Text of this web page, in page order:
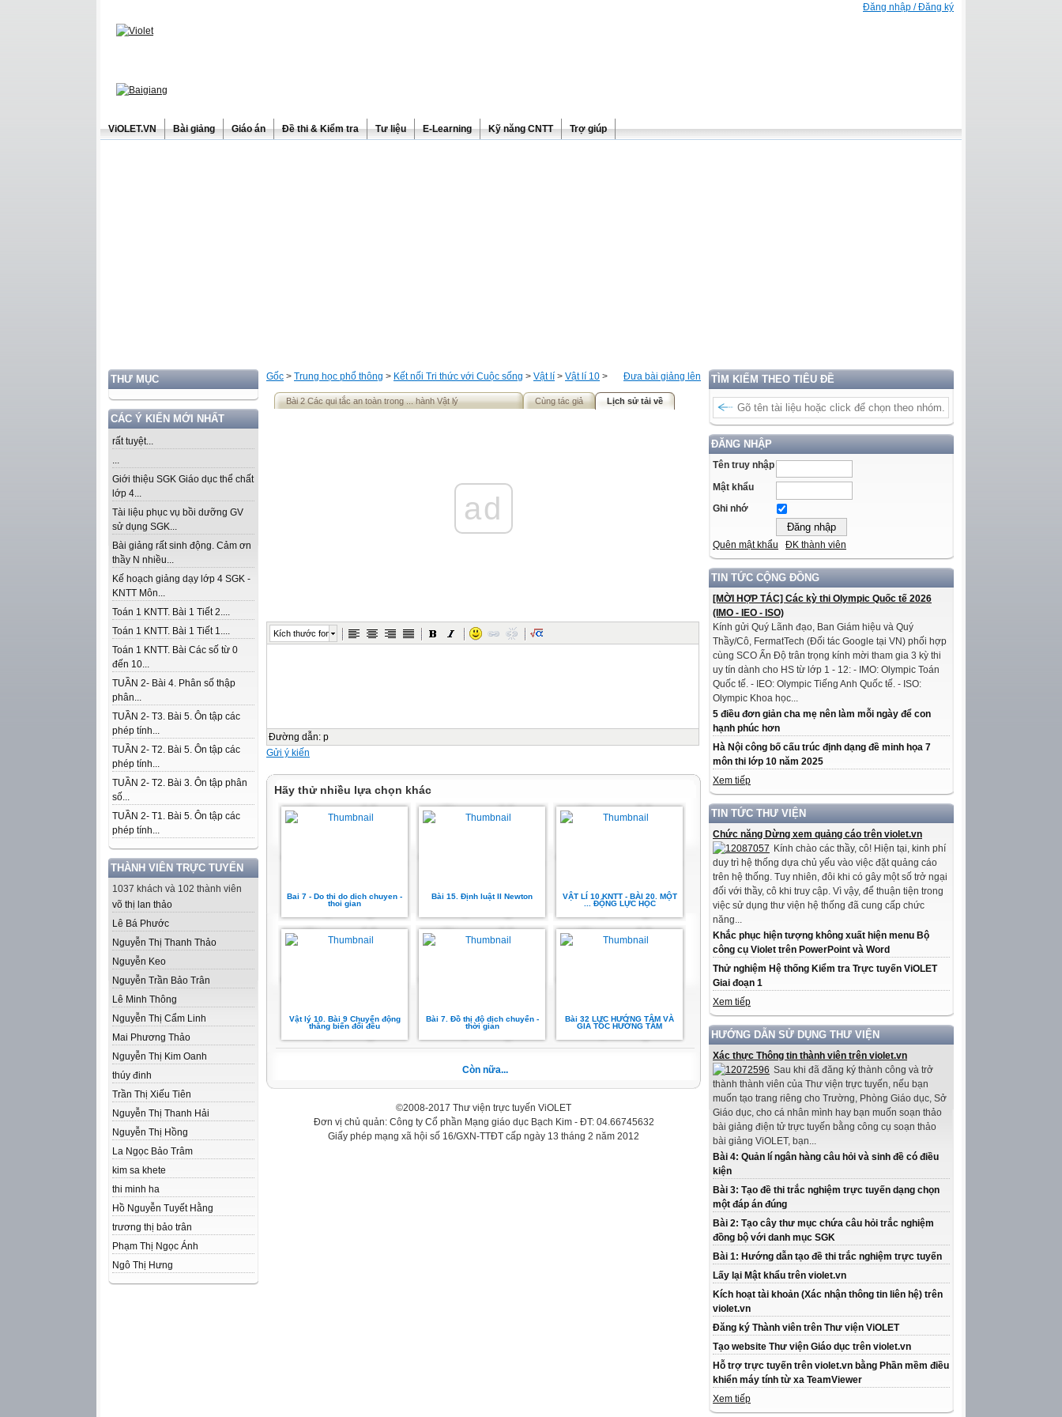
Đăng nhập / Đăng ký
ViOLET.VN Bài giảng Giáo án Đề thi & Kiểm tra Tư liệu E-Learning Kỹ năng CNTT Trợ giúp
THƯ MỤC
CÁC Ý KIẾN MỚI NHẤT
rất tuyệt...
...
Giới thiệu SGK Giáo dục thể chất
lớp 4...
Tài liệu phục vụ bồi dưỡng GV
sử dụng SGK...
Bài giảng rất sinh động. Cảm ơn
thầy N nhiều...
Kế hoạch giảng dạy lớp 4 SGK -
KNTT Môn...
Toán 1 KNTT. Bài 1 Tiết 2....
Toán 1 KNTT. Bài 1 Tiết 1....
Toán 1 KNTT. Bài Các số từ 0
đến 10...
TUẦN 2- Bài 4. Phân số thập
phân...
TUẦN 2- T3. Bài 5. Ôn tập các
phép tính...
TUẦN 2- T2. Bài 5. Ôn tập các
phép tính...
TUẦN 2- T2. Bài 3. Ôn tập phân
số...
TUẦN 2- T1. Bài 5. Ôn tập các
phép tính...
THÀNH VIÊN TRỰC TUYẾN
1037 khách và 102 thành viên
võ thị lan thảo
Lê Bá Phước
Nguyễn Thị Thanh Thảo
Nguyễn Keo
Nguyễn Trần Bảo Trân
Lê Minh Thông
Nguyễn Thị Cẩm Linh
Mai Phương Thảo
Nguyễn Thị Kim Oanh
thúy đinh
Trần Thị Xiếu Tiên
Nguyễn Thị Thanh Hải
Nguyễn Thị Hồng
La Ngọc Bảo Trâm
kim sa khete
thi minh ha
Hồ Nguyễn Tuyết Hằng
trương thị bảo trân
Phạm Thị Ngọc Ánh
Ngô Thị Hưng
TÌM KIẾM THEO TIÊU ĐỀ
ĐĂNG NHẬP
Tên truy nhập
Mật khẩu
Ghi nhớ
Quên mật khẩu ĐK thành viên
TIN TỨC CỘNG ĐỒNG
[MỜI HỢP TÁC] Các kỳ thi Olympic Quốc tế 2026
(IMO - IEO - ISO)
Kính gửi Quý Lãnh đạo, Ban Giám hiệu và Quý
Thầy/Cô, FermatTech (Đối tác Google tại VN) phối hợp
cùng SCO Ấn Độ trân trọng kính mời tham gia 3 kỳ thi
uy tín dành cho HS từ lớp 1 - 12: - IMO: Olympic Toán
Quốc tế. - IEO: Olympic Tiếng Anh Quốc tế. - ISO:
Olympic Khoa học...
5 điều đơn giản cha mẹ nên làm mỗi ngày để con
hạnh phúc hơn
Hà Nội công bố cấu trúc định dạng đề minh họa 7
môn thi lớp 10 năm 2025
Xem tiếp
TIN TỨC THƯ VIỆN
Chức năng Dừng xem quảng cáo trên violet.vn
Kính chào các thầy, cô! Hiện tại, kinh phí
duy trì hệ thống dựa chủ yếu vào việc đặt quảng cáo
trên hệ thống. Tuy nhiên, đôi khi có gây một số trở ngại
đối với thầy, cô khi truy cập. Vì vậy, để thuận tiện trong
việc sử dụng thư viện hệ thống đã cung cấp chức
năng...
Khắc phục hiện tượng không xuất hiện menu Bộ
công cụ Violet trên PowerPoint và Word
Thử nghiệm Hệ thống Kiểm tra Trực tuyến ViOLET
Giai đoạn 1
Xem tiếp
HƯỚNG DẪN SỬ DỤNG THƯ VIỆN
Xác thực Thông tin thành viên trên violet.vn
Sau khi đã đăng ký thành công và trở
thành thành viên của Thư viện trực tuyến, nếu bạn
muốn tạo trang riêng cho Trường, Phòng Giáo dục, Sở
Giáo dục, cho cá nhân mình hay bạn muốn soạn thảo
bài giảng điện tử trực tuyến bằng công cụ soạn thảo
bài giảng ViOLET, bạn...
Bài 4: Quản lí ngân hàng câu hỏi và sinh đề có điều
kiện
Bài 3: Tạo đề thi trắc nghiệm trực tuyến dạng chọn
một đáp án đúng
Bài 2: Tạo cây thư mục chứa câu hỏi trắc nghiệm
đồng bộ với danh mục SGK
Bài 1: Hướng dẫn tạo đề thi trắc nghiệm trực tuyến
Lấy lại Mật khẩu trên violet.vn
Kích hoạt tài khoản (Xác nhận thông tin liên hệ) trên
violet.vn
Đăng ký Thành viên trên Thư viện ViOLET
Tạo website Thư viện Giáo dục trên violet.vn
Hỗ trợ trực tuyến trên violet.vn bằng Phần mềm điều
khiển máy tính từ xa TeamViewer
Xem tiếp
Đưa bài giảng lên
Gốc > Trung học phổ thông > Kết nối Tri thức với Cuộc sống > Vật lí > Vật lí 10 >
Bài 2 Các qui tắc an toàn trong ... hành Vật lý Cùng tác giả Lịch sử tải về
ad
Kích thước font
Đường dẫn: p
Gửi ý kiến
Hãy thử nhiều lựa chọn khác
Bai 7 - Do thi do dich chuyen -
thoi gian
Bài 15. Định luật II Newton
VẬT LÍ 10 KNTT - BÀI 20. MỘT
... ĐỘNG LỰC HỌC
Vật lý 10. Bài 9 Chuyển động
thẳng biến đổi đều
Bài 7. Đồ thị độ dịch chuyển -
thời gian
Bài 32 LỰC HƯỚNG TÂM VÀ
GIA TỐC HƯỚNG TÂM
Còn nữa...
©2008-2017 Thư viện trực tuyến ViOLET
Đơn vị chủ quản: Công ty Cổ phần Mạng giáo dục Bạch Kim - ĐT: 04.66745632
Giấy phép mạng xã hội số 16/GXN-TTĐT cấp ngày 13 tháng 2 năm 2012